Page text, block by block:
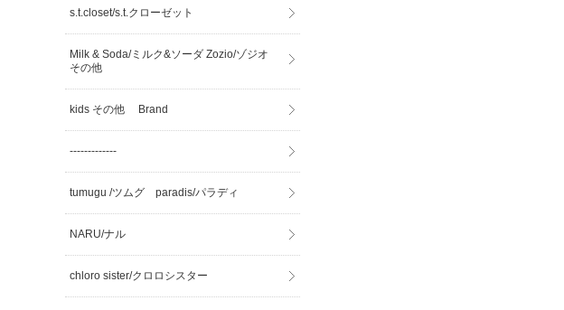
s.t.closet/s.t.クローゼット
Milk & Soda/ミルク&ソーダ Zozio/ゾジオ
その他
kids その他 Brand
-------------
tumugu /ツムグ paradis/パラディ
NARU/ナル
chloro sister/クロロシスター